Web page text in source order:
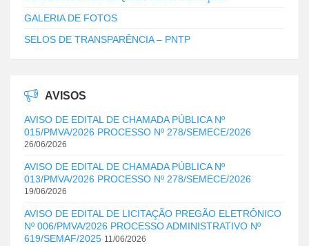
GALERIA DE FOTOS
SELOS DE TRANSPARÊNCIA – PNTP
AVISOS
AVISO DE EDITAL DE CHAMADA PÚBLICA Nº
015/PMVA/2026 PROCESSO Nº 278/SEMECE/2026
26/06/2026
AVISO DE EDITAL DE CHAMADA PÚBLICA Nº
013/PMVA/2026 PROCESSO Nº 278/SEMECE/2026
19/06/2026
AVISO DE EDITAL DE LICITAÇÃO PREGÃO ELETRÔNICO
Nº 006/PMVA/2026 PROCESSO ADMINISTRATIVO Nº
619/SEMAF/2025 11/06/2026